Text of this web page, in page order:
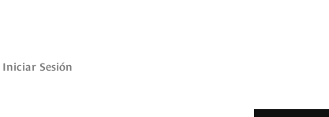
Iniciar Sesión